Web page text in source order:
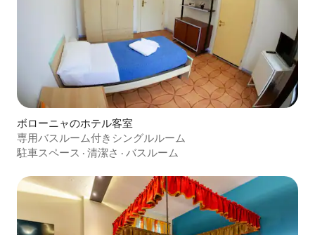
ボローニャのホテル客室
専用バスルーム付きシングルルーム
駐車スペース · 清潔さ · バスルーム